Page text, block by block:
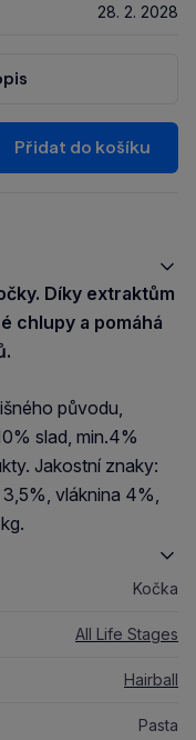
28. 2. 2028
Přidat do košíku
Díky extraktům
chlupy a pomáhá
původu,
slad, min.4%
Jakostní znaky:
vláknina 4%,
Kočka
All Life Stages
Hairball
Pasta